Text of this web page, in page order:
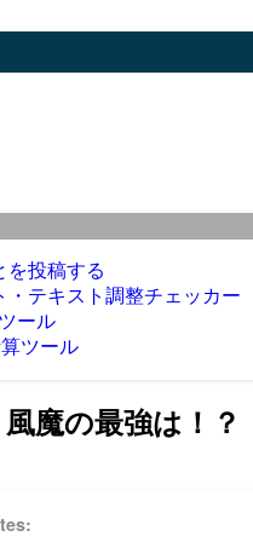
を投稿する
・テキスト調整チェッカー
ール
ツール
魔の最強は！？